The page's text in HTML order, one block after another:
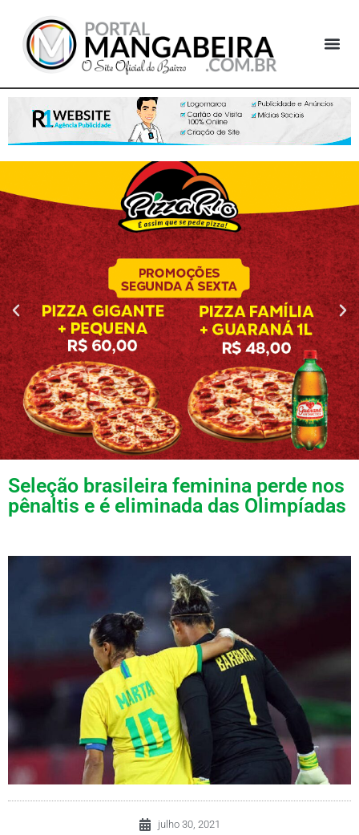
Seleção brasileira feminina perde nos
pênaltis e é eliminada das Olimpíadas
julho 30, 2021